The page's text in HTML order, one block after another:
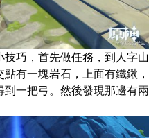
巧，首先做任務，到人字山
有一塊岩石，上面有鐵鍬，
一把弓。然後發現那邊有兩